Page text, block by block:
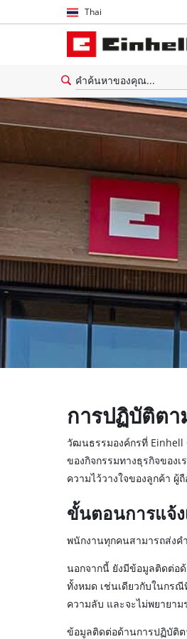
Thai
Thai
English
การปฏิบัติตา
วัฒนธรรมองค์กรที่ Einhell
ของกิจกรรมทางธุรกิจของ
ความไว้วางใจของลูกค้า
ขั้นตอนการแจ้ง
พนักงานทุกคนสามารถส่งค
นอกจากนี้ ยังมีข้อมูลติดต่อ
ทั้งหมด เช่นเดียวกับในกร
ความลับ และจะไม่พยายาม
ข้อมูลติดต่อด้านการปฏิบัติต